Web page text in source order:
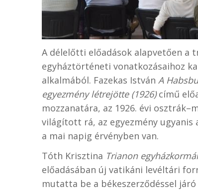
A délelőtti előadások alapvetően a
egyháztörténeti vonatkozásaihoz
alkalmából. Fazekas István A
egyezmény létrejötte (1926)című
mozzanatára, az 1926. évi
világított rá, az egyezmény
a mai napig érvényben van.
Tóth Krisztina Trianon
előadásában új vatikáni levéltári
mutatta be a békeszerződéssel